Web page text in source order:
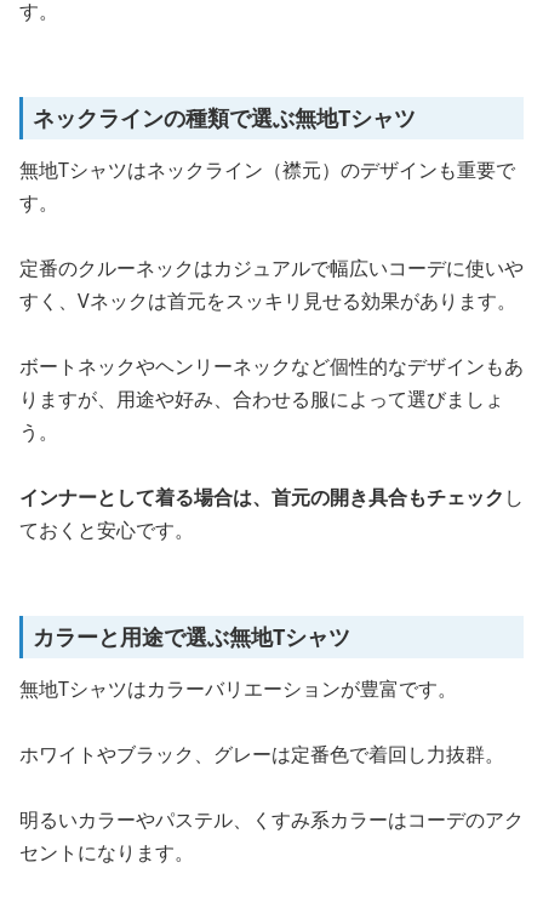
す。
ネックラインの種類で選ぶ無地Tシャツ
無地Tシャツはネックライン（襟元）のデザインも重要で
す。
定番のクルーネックはカジュアルで幅広いコーデに使いや
すく、Vネックは首元をスッキリ見せる効果があります。
ボートネックやヘンリーネックなど個性的なデザインもあ
りますが、用途や好み、合わせる服によって選びましょ
う。
インナーとして着る場合は、首元の開き具合もチェック し
ておくと安心です。
カラーと用途で選ぶ無地Tシャツ
無地Tシャツはカラーバリエーションが豊富です。
ホワイトやブラック、グレーは定番色で着回し力抜群。
明るいカラーやパステル、くすみ系カラーはコーデのアク
セントになります。